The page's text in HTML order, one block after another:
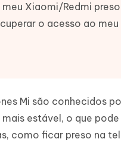
meu Xiaomi/Redmi
o acesso ao
Mi são conhecidos
estável, o que
como ficar preso na